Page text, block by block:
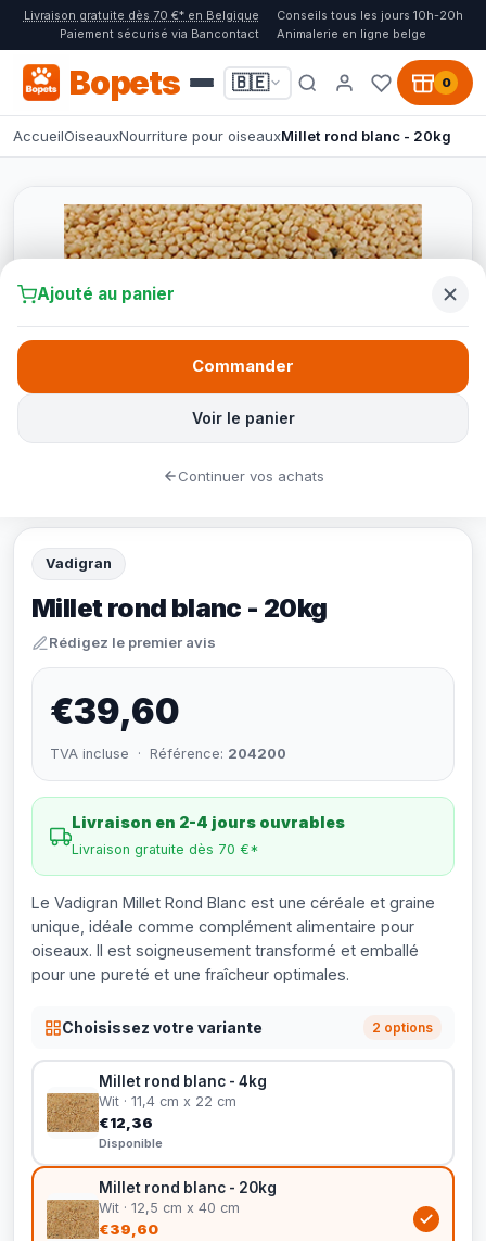
Livraison gratuite dès 70 €* en Belgique
Conseils tous les jours 10h-20h
Paiement sécurisé via Bancontact
Animalerie en ligne belge
Bopets 🇧🇪 0
AccueilOiseauxNourriture pour oiseauxMillet rond blanc - 20kg
Vadigran
Millet rond blanc - 20kg
Rédigez le premier avis
€39,60
TVA incluse · Référence: 204200
Livraison en 2-4 jours ouvrables
Livraison gratuite dès 70 €*
Le Vadigran Millet Rond Blanc est une céréale et graine
unique, idéale comme complément alimentaire pour
oiseaux. Il est soigneusement transformé et emballé
pour une pureté et une fraîcheur optimales.
Choisissez votre variante 2 options
Millet rond blanc - 4kg
Wit · 11,4 cm x 22 cm
€12,36
Disponible
Millet rond blanc - 20kg
Wit · 12,5 cm x 40 cm
€39,60
Ajouté au panier
Voir le panier
Commander
Continuer vos achats